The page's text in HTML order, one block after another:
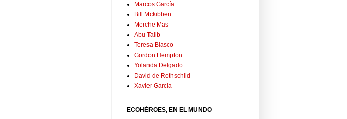
Marcos García
Bill Mckibben
Merche Mas
Abu Talib
Teresa Blasco
Gordon Hempton
Yolanda Delgado
David de Rothschild
Xavier Garcia
ECOHÉROES, EN EL MUNDO